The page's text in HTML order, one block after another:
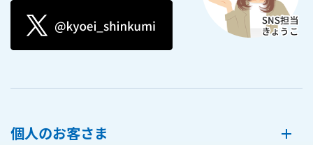
個人のお客さま